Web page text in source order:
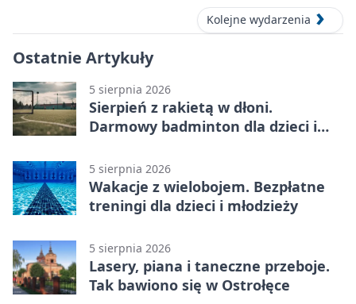
Kolejne wydarzenia
Ostatnie Artykuły
5 sierpnia 2026
Sierpień z rakietą w dłoni.
Darmowy badminton dla dzieci i
5 sierpnia 2026
Wakacje z wielobojem. Bezpłatne
treningi dla dzieci i młodzieży
5 sierpnia 2026
Lasery, piana i taneczne przeboje.
Tak bawiono się w Ostrołęce